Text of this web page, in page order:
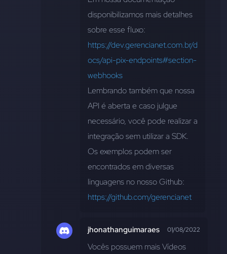
disponibilizamos mais detalhes
https://dev.gerencianet.com.br/d
ocs/api-pix-endpoints#section-
webhooks
Lembrando também que nossa
API é aberta e caso julgue
necessário, você pode realizar a
integração sem utilizar a SDK.
Os exemplos podem ser
encontrados em diversas
https://github.com/gerencianet
jhonathanguimaraes 01/08/2022
Vocês possuem mais Vídeos